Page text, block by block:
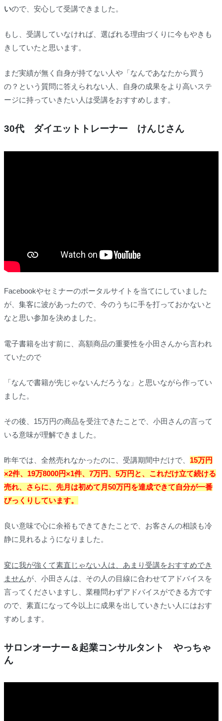
いので、安心して受講できました。
もし、受講していなければ、選ばれる理由づくりに今もやきも
きしていたと思います。
まだ実績が無く自身が持てない人や「なんであなたから買う
の？という質問に答えられない人、自身の成果をより高いステ
ージに持っていきたい人は受講をおすすめします。
30代 ダイエットトレーナー けんじさん
Facebookやセミナーのポータルサイトを当てにしていました
が、集客に波があったので、今のうちに手を打っておかないと
なと思い参加を決めました。
電子書籍を出す前に、高額商品の重要性を小田さんから言われ
ていたので
「なんで書籍が先じゃないんだろうな」と思いながら作ってい
ました。
その後、15万円の商品を受注できたことで、小田さんの言って
いる意味が理解できました。
昨年では、全然売れなかったのに、受講期間中だけで、 15万円
×2件、19万8000円×1件、7万円、5万円と、これだけ立て続ける
売れ、さらに、 先月は初めて月50万円を達成できて自分が一番
びっくりしています。
良い意味で心に余裕もできてきたことで、お客さんの相談も冷
静に見れるようになりました。
変に我が強くて素直じゃない人は、あまり受講をおすすめでき
ませんが、小田さんは、その人の目線に合わせてアドバイスを
言ってくださいますし、業種問わずアドバイスができる方です
ので、 素直になって今以上に成果を出していきたい人 にはおす
すめします。
サロンオーナー＆起業コンサルタント やっちゃ
ん